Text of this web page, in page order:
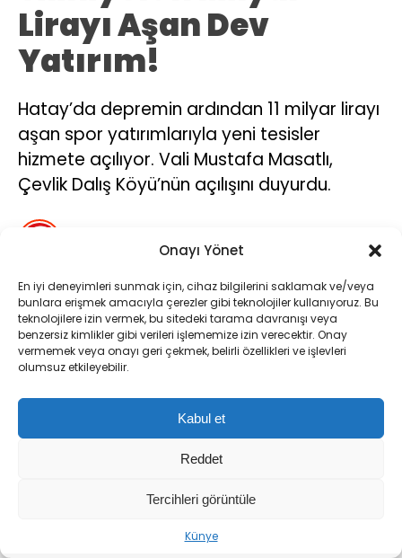
Onayı Yönet
En iyi deneyimleri sunmak için, cihaz bilgilerini saklamak ve/veya
bunlara erişmek amacıyla çerezler gibi teknolojiler kullanıyoruz. Bu
teknolojilere izin vermek, bu sitedeki tarama davranışı veya
benzersiz kimlikler gibi verileri işlememize izin verecektir. Onay
vermemek veya onayı geri çekmek, belirli özellikleri ve işlevleri
olumsuz etkileyebilir.
Kabul et
Reddet
Tercihleri görüntüle
Künye
Lirayı Aşan Dev
Yatırım!
Hatay’da depremin ardından 11 milyar lirayı
aşan spor yatırımlarıyla yeni tesisler
hizmete açılıyor. Vali Mustafa Masatlı,
Çevlik Dalış Köyü’nün açılışını duyurdu.
TÜM YAZILARI
Kaynak: DHA
Gençlik ve Spor Bakanlığı Gündem İçişleri Bakanlığı